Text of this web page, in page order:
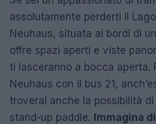
assolutamente perderti il
Neuhaus, situata ai bordi di
offre spazi aperti e viste
ti lasceranno a bocca aperta.
Neuhaus con il bus 21,
troverai anche la possibilità
stand-up paddle. Immagina